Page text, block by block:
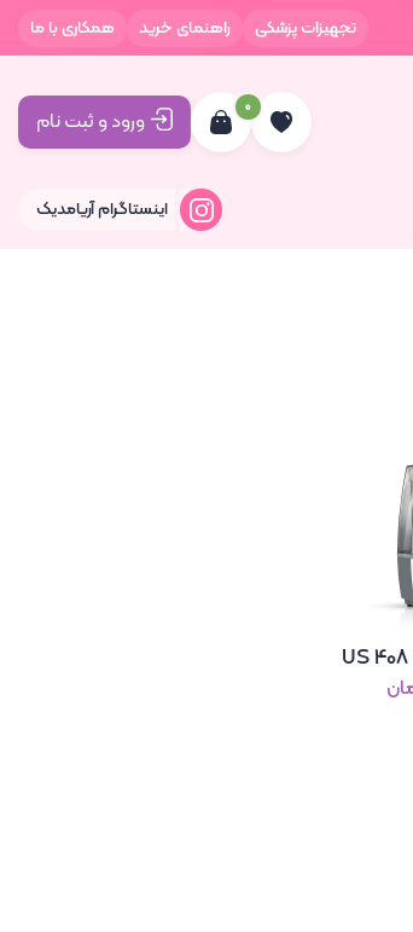
تجهیزات پزشکی راهنمای خرید همکاری با ما
0
ورود و ثبت نام
اینستاگرام آریامدیک